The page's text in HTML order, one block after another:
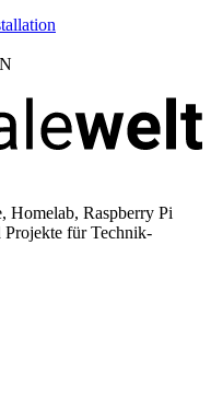
Homelab, Raspberry Pi
für Technik-